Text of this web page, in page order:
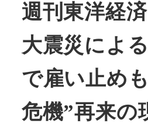
週刊東洋経
大震災によ
で雇い止め
危機”再来の